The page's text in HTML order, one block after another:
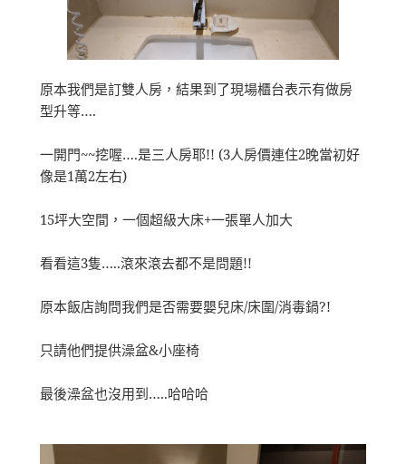
原本我們是訂雙人房，結果到了現場櫃台表示有做房
型升等….
一開門~~挖喔….是三人房耶!! (3人房價連住2晚當初好
像是1萬2左右)
15坪大空間，一個超級大床+一張單人加大
看看這3隻…..滾來滾去都不是問題!!
原本飯店詢問我們是否需要嬰兒床/床圍/消毒鍋?!
只請他們提供澡盆&小座椅
最後澡盆也沒用到…..哈哈哈